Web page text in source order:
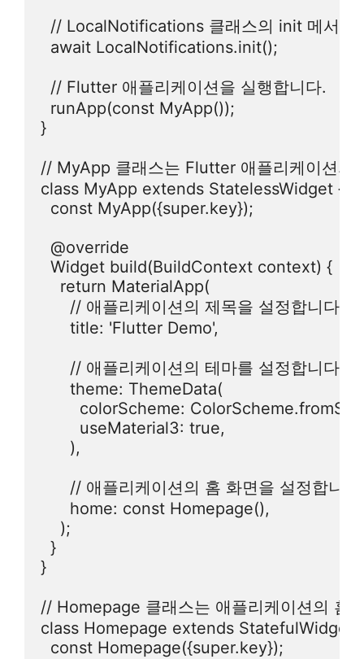
// LocalNotifications 클래스의 init 메서
  await LocalNotifications.init();
  // Flutter 애플리케이션을 실행합니다.
  runApp(const MyApp());
}
// MyApp 클래스는 Flutter 애플리케이션의
class MyApp extends StatelessWidget {
  const MyApp({super.key});
  @override
  Widget build(BuildContext context) {
    return MaterialApp(
      // 애플리케이션의 제목을 설정합니다.
      title: 'Flutter Demo',
      // 애플리케이션의 테마를 설정합니다.
      theme: ThemeData(
colorScheme:
        useMaterial3: true,
      ),
// 애플리케이션의 홈 화면을 설정합니다
      home: const Homepage(),
    );
  }
}
// Homepage 클래스는 애플리케이션의 홈
class Homepage extends StatefulWidget {
  const Homepage({super.key});